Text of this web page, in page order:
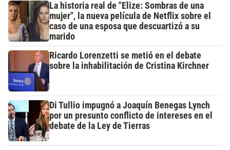
La historia real de "Elize: Sombras de una
mujer", la nueva película de Netflix sobre el
caso de una esposa que descuartizó a su
marido
Ricardo Lorenzetti se metió en el debate
sobre la inhabilitación de Cristina Kirchner
Di Tullio impugnó a Joaquín Benegas Lynch
por un presunto conflicto de intereses en el
debate de la Ley de Tierras